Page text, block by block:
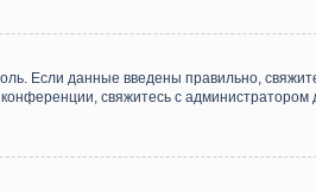
Если данные введены правильно,
свяжитесь с администратором